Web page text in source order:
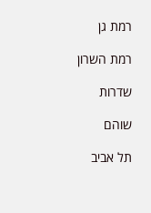
רמת גן
רמת השרון
שדרות
שוהם
תל אביב